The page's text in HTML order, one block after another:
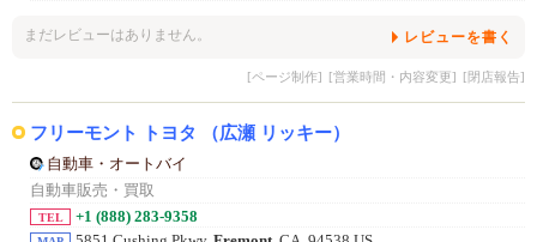
まだレビューはありません。 レビューを書く
[ページ制作] [営業時間・内容変更] [閉店報告]
フリーモント トヨタ （広瀬 リッキー）
自動車・オートバイ
自動車販売・買取
TEL +1 (888) 283-9358